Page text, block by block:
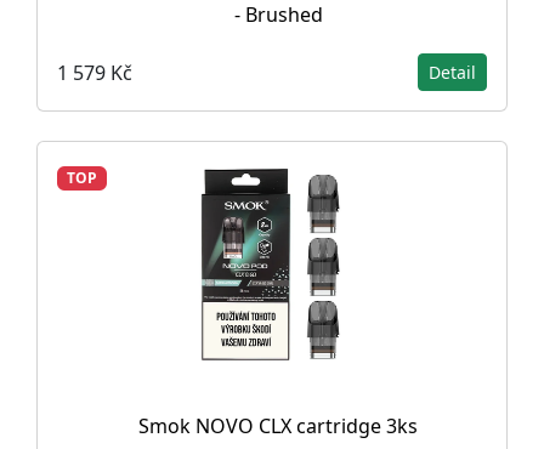
- Brushed
1 579 Kč Detail
TOP
Smok NOVO CLX cartridge 3ks